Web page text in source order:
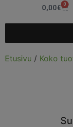
0,00€ 0
Etusivu / Koko